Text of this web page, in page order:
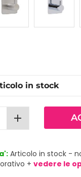
add
Articolo in stock -
+ vedere le